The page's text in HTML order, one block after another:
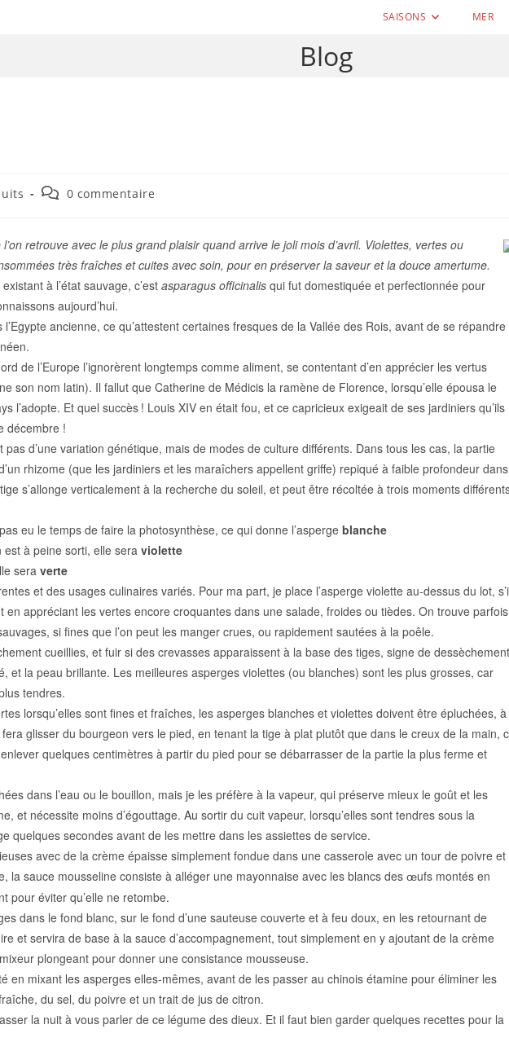
SAISONS MER
Blog
Commentaires
publication :
0 commentaire
retrouve avec le plus grand plaisir quand arrive le joli mois d’avril. Violettes, vertes ou
très fraîches et cuites avec soin, pour en préserver la saveur et la douce amertume.
à l’état sauvage, c’est asparagus officinalis qui fut domestiquée et perfectionnée pour
aujourd’hui.
ancienne, ce qu’attestent certaines fresques de la Vallée des Rois, avant de se répandre
de l’Europe l’ignorèrent longtemps comme aliment, se contentant d’en apprécier les vertus
son nom latin). Il fallut que Catherine de Médicis la ramène de Florence, lorsqu’elle épousa le
l’adopte. Et quel succès! Louis XIV en était fou, et ce capricieux exigeait de ses jardiniers qu’ils
décembre !
pas d’une variation génétique, mais de modes de culture différents. Dans tous les cas, la partie
rhizome (que les jardiniers et les maraîchers appellent griffe) repiqué à faible profondeur dans
s’allonge verticalement à la recherche du soleil, et peut être récoltée à trois moments
eu le temps de faire la photosynthèse, ce qui donne l’asperge blanche
à peine sorti, elle sera violette
sera verte
et des usages culinaires variés. Pour ma part, je place l’asperge violette au-dessus du lot,
en appréciant les vertes encore croquantes dans une salade, froides ou tièdes. On trouve parfois
si fines que l’on peut les manger crues, ou rapidement sautées à la poêle.
cueillies, et fuir si des crevasses apparaissent à la base des tiges, signe de
et la peau brillante. Les meilleures asperges violettes (ou blanches) sont les plus grosses, car
tendres.
lorsqu’elles sont fines et fraîches, les asperges blanches et violettes doivent être épluchées, à
fera glisser du bourgeon vers le pied, en tenant la tige à plat plutôt que dans le creux de la main,
quelques centimètres à partir du pied pour se débarrasser de la partie la plus ferme et
dans l’eau ou le bouillon, mais je les préfère à la vapeur, qui préserve mieux le goût et les
et nécessite moins d’égouttage. Au sortir du cuit vapeur, lorsqu’elles sont tendres sous la
quelques secondes avant de les mettre dans les assiettes de service.
avec de la crème épaisse simplement fondue dans une casserole avec un tour de poivre et
la sauce mousseline consiste à alléger une mayonnaise avec les blancs des œufs montés en
pour éviter qu’elle ne retombe.
dans le fond blanc, sur le fond d’une sauteuse couverte et à feu doux, en les retournant de
et servira de base à la sauce d’accompagnement, tout simplement en y ajoutant de la crème
plongeant pour donner une consistance mousseuse.
en mixant les asperges elles-mêmes, avant de les passer au chinois étamine pour éliminer les
du sel, du poivre et un trait de jus de citron.
la nuit à vous parler de ce légume des dieux. Et il faut bien garder quelques recettes pour la